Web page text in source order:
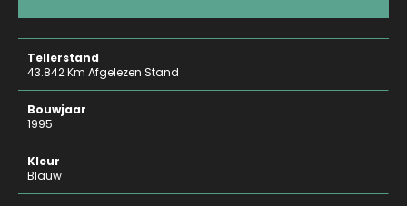
Tellerstand
43.842 Km Afgelezen Stand
Bouwjaar
1995
Kleur
Blauw